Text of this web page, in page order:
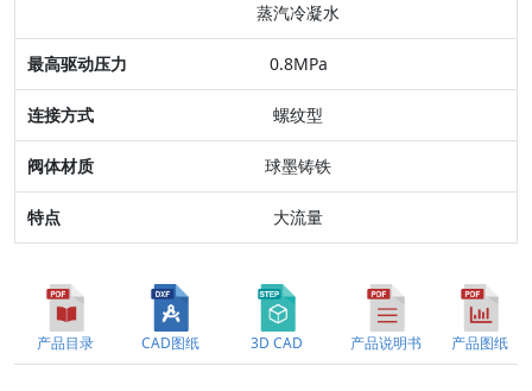
阀体材质
特点
蒸汽冷凝水
0.8MPa
螺纹型
球墨铸铁
大流量
产品目录 CAD图纸 3D CAD 产品说明书 产品图纸